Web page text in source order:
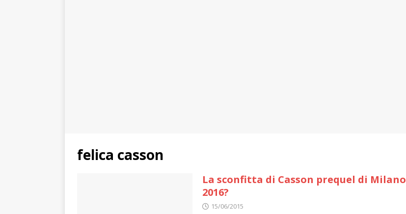
felica casson
La sconfitta di Casson prequel di Milano
2016?
15/06/2015